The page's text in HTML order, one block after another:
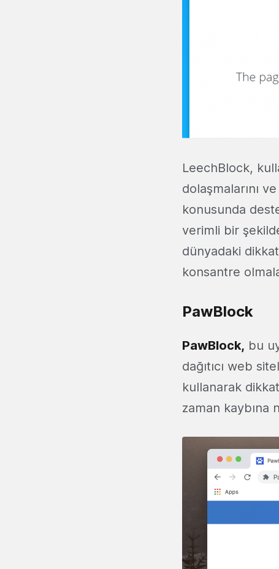
LeechBlock,
dolaşmalarını
konusunda
verimli bir
dünyadaki
konsantre
PawBlock
PawBlock, bu
dağıtıcı web
kullanarak
zaman kaybına